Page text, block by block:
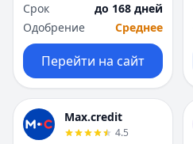
Срок
до 168 дней
Одобрение
Среднее
Перейти на сайт
Max.credit
4.5